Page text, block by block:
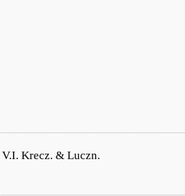
V.I. Krecz. & Luczn.